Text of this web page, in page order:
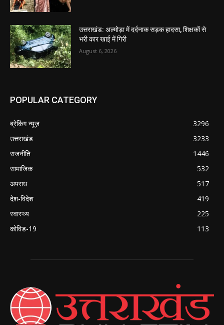
उत्तराखंड: अल्मोड़ा में दर्दनाक सड़क हादसा, शिक्षकों से
भरी कार खाई में गिरी
August 6, 2026
POPULAR CATEGORY
ब्रेकिंग न्यूज़
3296
उत्तराखंड
3233
राजनीति
1446
सामाजिक
532
अपराध
517
देश-विदेश
419
स्वास्थ्य
225
कोविड-19
113